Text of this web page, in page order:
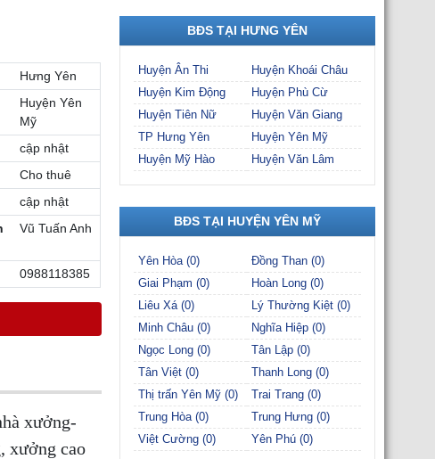
Hưng Yên
Huyện Yên
Mỹ
cập nhật
Cho thuê
cập nhật
Vũ Tuấn Anh
0988118385
xưởng-
xưởng cao
BĐS TẠI HƯNG YÊN
Huyện Ân Thi
Huyện Khoái Châu
Huyện Kim Động
Huyện Phù Cừ
Huyện Tiên Nữ
Huyện Văn Giang
TP Hưng Yên
Huyện Yên Mỹ
Huyện Mỹ Hào
Huyện Văn Lâm
BĐS TẠI HUYỆN YÊN MỸ
Yên Hòa (0)
Đồng Than (0)
Giai Phạm (0)
Hoàn Long (0)
Liêu Xá (0)
Lý Thường Kiệt (0)
Minh Châu (0)
Nghĩa Hiệp (0)
Ngọc Long (0)
Tân Lập (0)
Tân Việt (0)
Thanh Long (0)
Thị trấn Yên Mỹ (0)
Trai Trang (0)
Trung Hòa (0)
Trung Hưng (0)
Việt Cường (0)
Yên Phú (0)